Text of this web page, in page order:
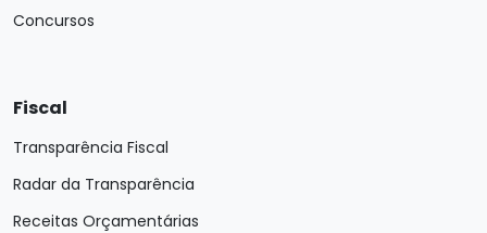
Concursos
Fiscal
Transparência Fiscal
Radar da Transparência
Receitas Orçamentárias